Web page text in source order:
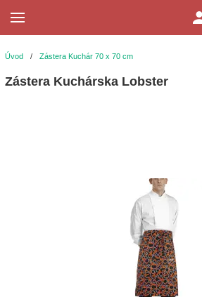
Úvod / Zástera Kuchár 70 x 70 cm
Zástera Kuchárska Lobster